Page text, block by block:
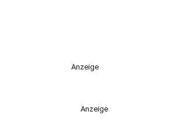
Anzeige
Anzeige